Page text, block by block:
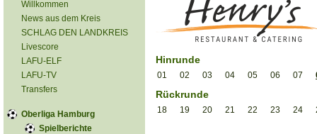
Willkommen
News aus dem Kreis
SCHLAG DEN LANDKREIS
Livescore
LAFU-ELF
LAFU-TV
Transfers
Oberliga Hamburg
Spielberichte
Hinrunde
01 02 03 04 05 06 07
Rückrunde
18 19 20 21 22 23 24